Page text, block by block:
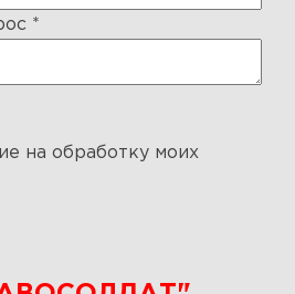
*
на обработку моих